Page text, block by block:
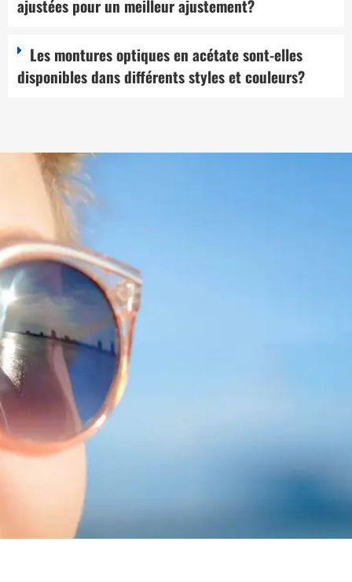
ajustées pour un meilleur ajustement?
Les montures optiques en acétate sont-elles
disponibles dans différents styles et couleurs?